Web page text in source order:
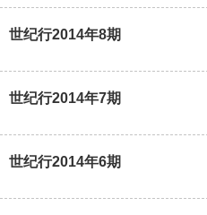
世纪行2014年8期
世纪行2014年7期
世纪行2014年6期